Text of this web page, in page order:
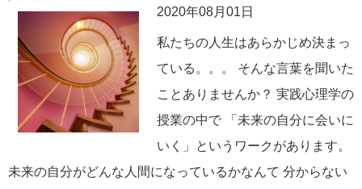
2020年08月01日
私たちの人生はあらかじめ決まっ
ている。。。 そんな言葉を聞いた
ことありませんか？ 実践心理学の
授業の中で 「未来の自分に会いに
いく」というワークがあります。
未来の自分がどんな人間になっているかなんて 分からない